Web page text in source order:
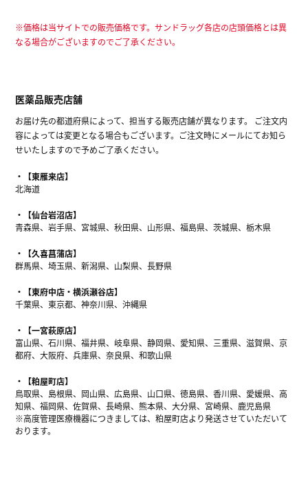
※価格は当サイトでの販売価格です。サンドラッグ各店の店頭価格とは異
なる場合がございますのでご了承ください。
医薬品販売店舗
お届け先の都道府県によって、担当する販売店舗が異なります。 ご注文内
容によっては変更となる場合もございます。ご注文時にメールにてお知ら
せいたしますので予めご了承ください。
【東雁来店】
北海道
【仙台岩沼店】
青森県、岩手県、宮城県、秋田県、山形県、福島県、茨城県、栃木県
【久喜菖蒲店】
群馬県、埼玉県、新潟県、山梨県、長野県
【東府中店・横浜瀬谷店】
千葉県、東京都、神奈川県、沖縄県
【一宮萩原店】
富山県、石川県、福井県、岐阜県、静岡県、愛知県、三重県、滋賀県、京
都府、大阪府、兵庫県、奈良県、和歌山県
【粕屋町店】
鳥取県、島根県、岡山県、広島県、山口県、徳島県、香川県、愛媛県、高
知県、福岡県、佐賀県、長崎県、熊本県、大分県、宮崎県、鹿児島県
※高度管理医療機器につきましては、粕屋町店より発送させていただいて
おります。